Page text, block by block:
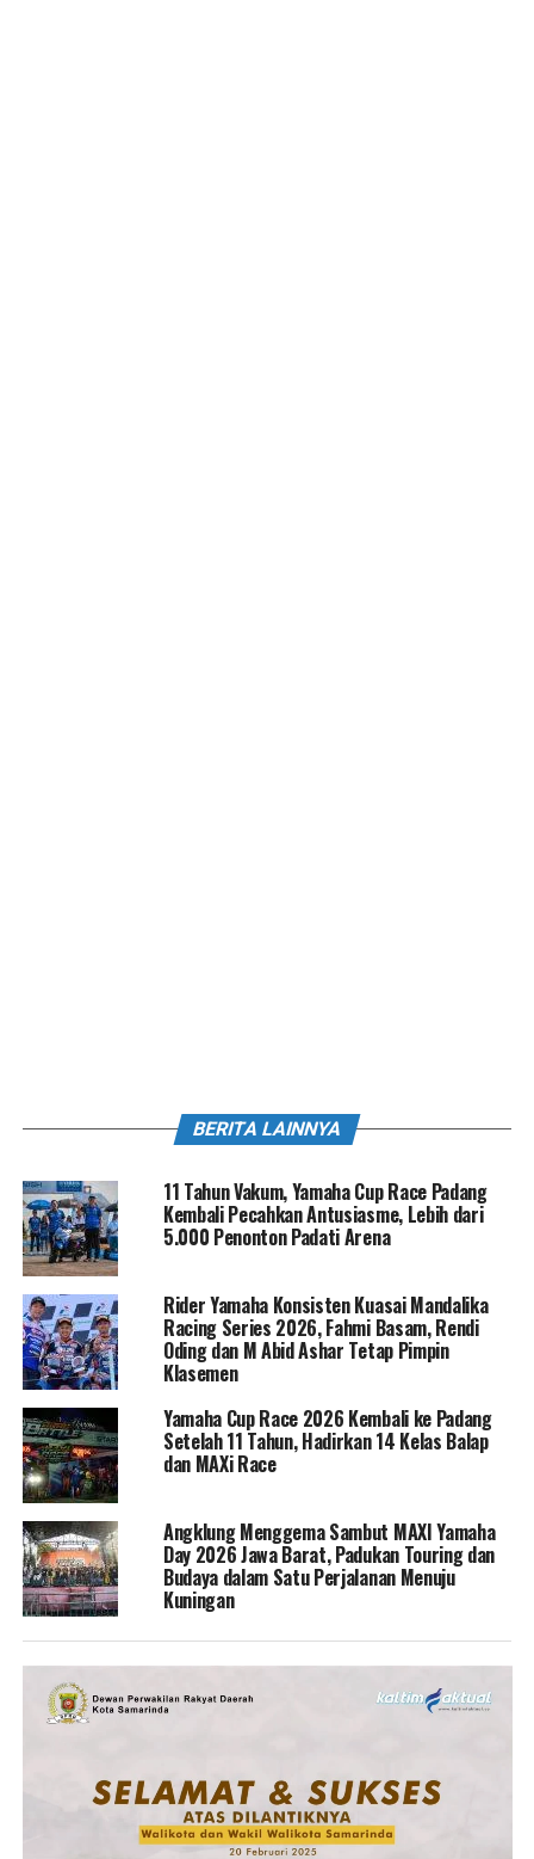
BERITA LAINNYA
11 Tahun Vakum, Yamaha Cup Race Padang
Kembali Pecahkan Antusiasme, Lebih dari
5.000 Penonton Padati Arena
Rider Yamaha Konsisten Kuasai Mandalika
Racing Series 2026, Fahmi Basam, Rendi
Oding dan M Abid Ashar Tetap Pimpin
Klasemen
Yamaha Cup Race 2026 Kembali ke Padang
Setelah 11 Tahun, Hadirkan 14 Kelas Balap
dan MAXi Race
Angklung Menggema Sambut MAXI Yamaha
Day 2026 Jawa Barat, Padukan Touring dan
Budaya dalam Satu Perjalanan Menuju
Kuningan